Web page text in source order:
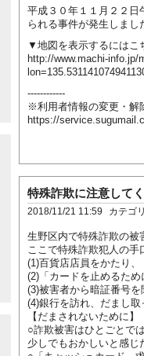
平成３０年１１月２２日
られる事件が発生しまし
▼地図を表示するにはこ
http://www.machi-info.jp/
------------
※利用者情報の変更・解
https://
特殊詐欺に注意して
2018/11/21 11:59 カテゴ
生野区内で特殊詐欺の被
ここで特殊詐欺犯人の手
(1)百貨店店員をかたり
(2)「カードを止めるた
(3)被害者から暗証番号
(4)銀行を訪れ、だまし
【だまされないために】
○詐欺被害はひとごとで
少しでもおかしいと感じ